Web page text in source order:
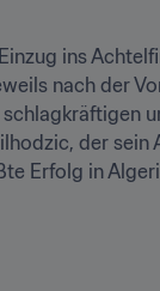
ins
nach der
der sein
Erfolg in